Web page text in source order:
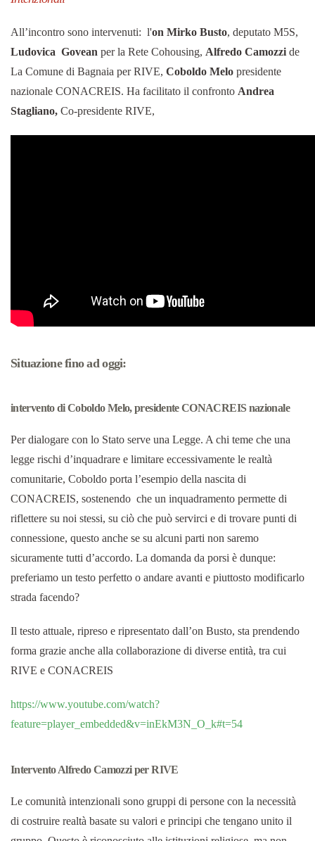
All’incontro sono intervenuti: l'on Mirko Busto, deputato M5S,
Ludovica Govean per la Rete Cohousing, Alfredo Camozzi de
La Comune di Bagnaia per RIVE, Coboldo Melo presidente
nazionale CONACREIS. Ha facilitato il confronto Andrea
Stagliano, Co-presidente RIVE,
Situazione fino ad oggi:
intervento di Coboldo Melo, presidente CONACREIS nazionale
Per dialogare con lo Stato serve una Legge. A chi teme che una
legge rischi d’inquadrare e limitare eccessivamente le realtà
comunitarie, Coboldo porta l’esempio della nascita di
CONACREIS, sostenendo che un inquadramento permette di
riflettere su noi stessi, su ciò che può servirci e di trovare punti di
connessione, questo anche se su alcuni parti non saremo
sicuramente tutti d’accordo. La domanda da porsi è dunque:
preferiamo un testo perfetto o andare avanti e piuttosto modificarlo
strada facendo?
Il testo attuale, ripreso e ripresentato dall’on Busto, sta prendendo
forma grazie anche alla collaborazione di diverse entità, tra cui
RIVE e CONACREIS
https://www.youtube.com/watch?
feature=player_embedded&v=inEkM3N_O_k#t=54
Intervento Alfredo Camozzi per RIVE
Le comunità intenzionali sono gruppi di persone con la necessità
di costruire realtà basate su valori e principi che tengano unito il